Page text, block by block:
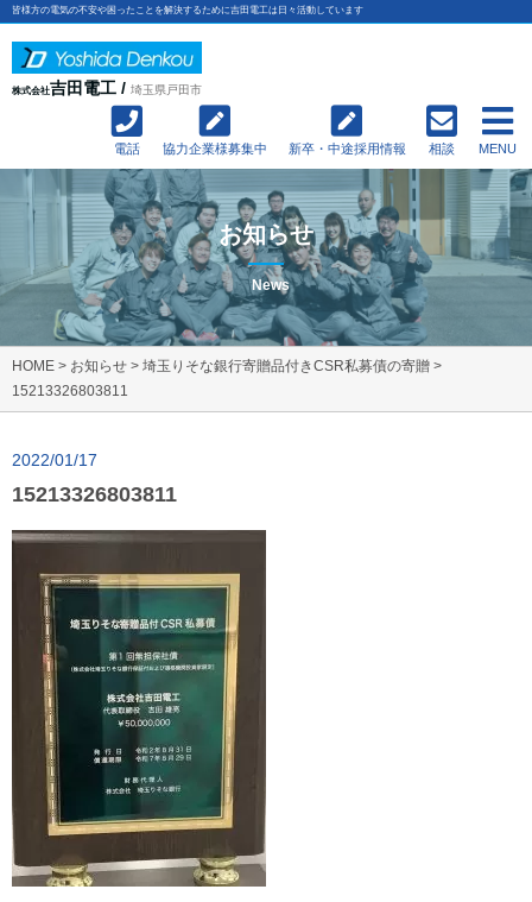
皆様方の電気の不安や困ったことを解決するために吉田電工は日々活動しています
株式会社吉田電工 / 埼玉県戸田市
電話 協力企業様募集中 新卒・中途採用情報 相談 MENU
お知らせ
News
HOME > お知らせ > 埼玉りそな銀行寄贈品付きCSR私募債の寄贈 >
15213326803811
2022/01/17
15213326803811